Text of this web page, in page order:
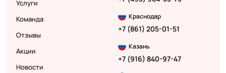
Услуги
Команда
Отзывы
Акции
Новости
Краснодар
+7 (861) 205-01-51
Казань
+7 (916) 840-97-47